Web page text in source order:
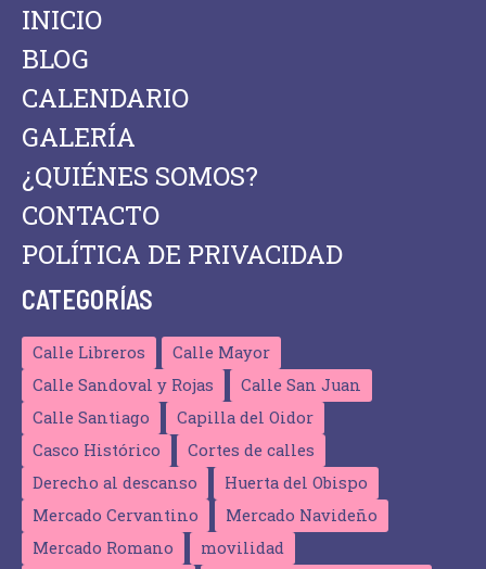
INICIO
BLOG
CALENDARIO
GALERÍA
¿QUIÉNES SOMOS?
CONTACTO
POLÍTICA DE PRIVACIDAD
CATEGORÍAS
Calle Libreros
Calle Mayor
Calle Sandoval y Rojas
Calle San Juan
Calle Santiago
Capilla del Oidor
Casco Histórico
Cortes de calles
Derecho al descanso
Huerta del Obispo
Mercado Cervantino
Mercado Navideño
Mercado Romano
movilidad